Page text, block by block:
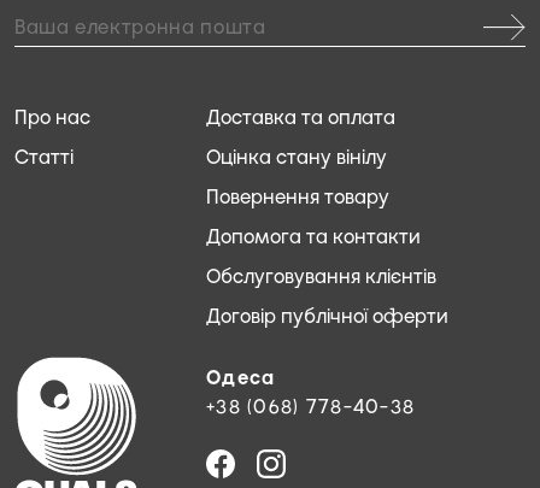
Одеса
+38 (068) 778-40-38
Доставка та оплата
Оцінка стану вінілу
Повернення товару
Допомога та контакти
Обслуговування клієнтів
Договір публічної оферти
Про нас
Статті